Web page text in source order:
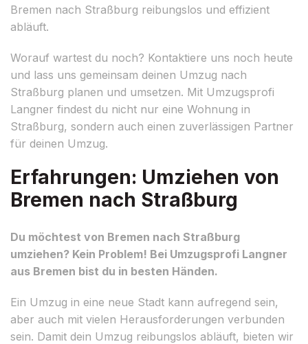
Bremen nach Straßburg reibungslos und effizient
abläuft.
Worauf wartest du noch? Kontaktiere uns noch heute
und lass uns gemeinsam deinen Umzug nach
Straßburg planen und umsetzen. Mit Umzugsprofi
Langner findest du nicht nur eine Wohnung in
Straßburg, sondern auch einen zuverlässigen Partner
für deinen Umzug.
Erfahrungen: Umziehen von
Bremen nach Straßburg
Du möchtest von Bremen nach Straßburg
umziehen? Kein Problem! Bei Umzugsprofi Langner
aus Bremen bist du in besten Händen.
Ein Umzug in eine neue Stadt kann aufregend sein,
aber auch mit vielen Herausforderungen verbunden
sein. Damit dein Umzug reibungslos abläuft, bieten wir